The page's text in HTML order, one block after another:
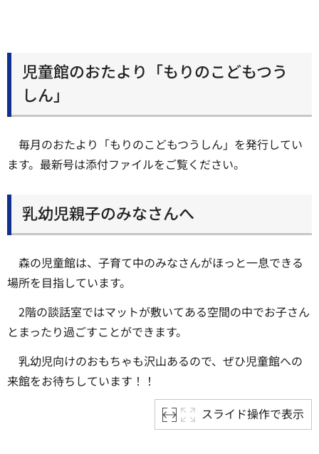
児童館のおたより「もりのこどもつう
しん」
毎月のおたより「もりのこどもつうしん」を発行してい
ます。最新号は添付ファイルをご覧ください。
乳幼児親子のみなさんへ
森の児童館は、子育て中のみなさんがほっと一息できる
場所を目指しています。
2階の談話室ではマットが敷いてある空間の中でお子さん
とまったり過ごすことができます。
乳幼児向けのおもちゃも沢山あるので、ぜひ児童館への
来館をお待ちしています！！
スライド操作で表示